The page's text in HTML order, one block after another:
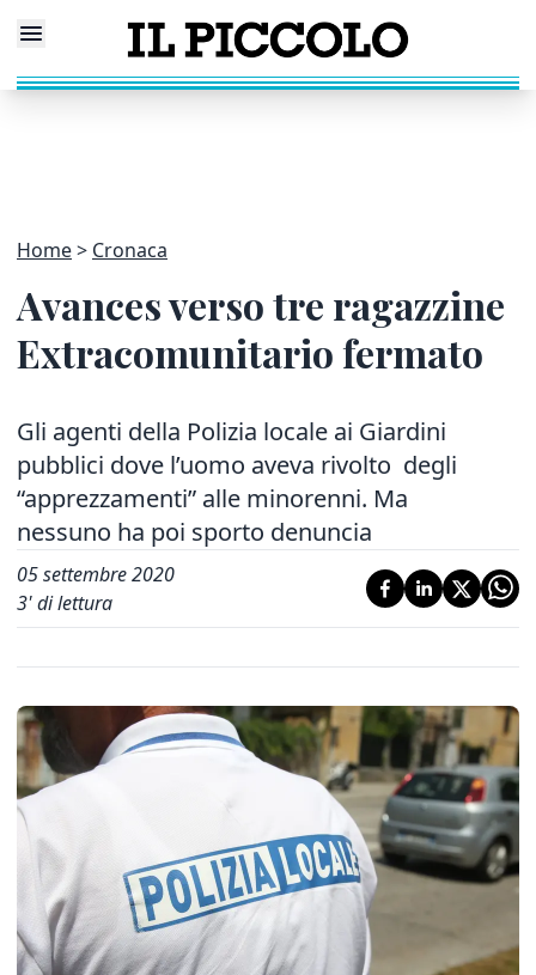
Home Cronaca
Avances verso tre ragazzine
Extracomunitario fermato
Gli agenti della Polizia locale ai Giardini
pubblici dove l’uomo aveva rivolto degli
“apprezzamenti” alle minorenni. Ma
nessuno ha poi sporto denuncia
05 settembre 2020
3' di lettura